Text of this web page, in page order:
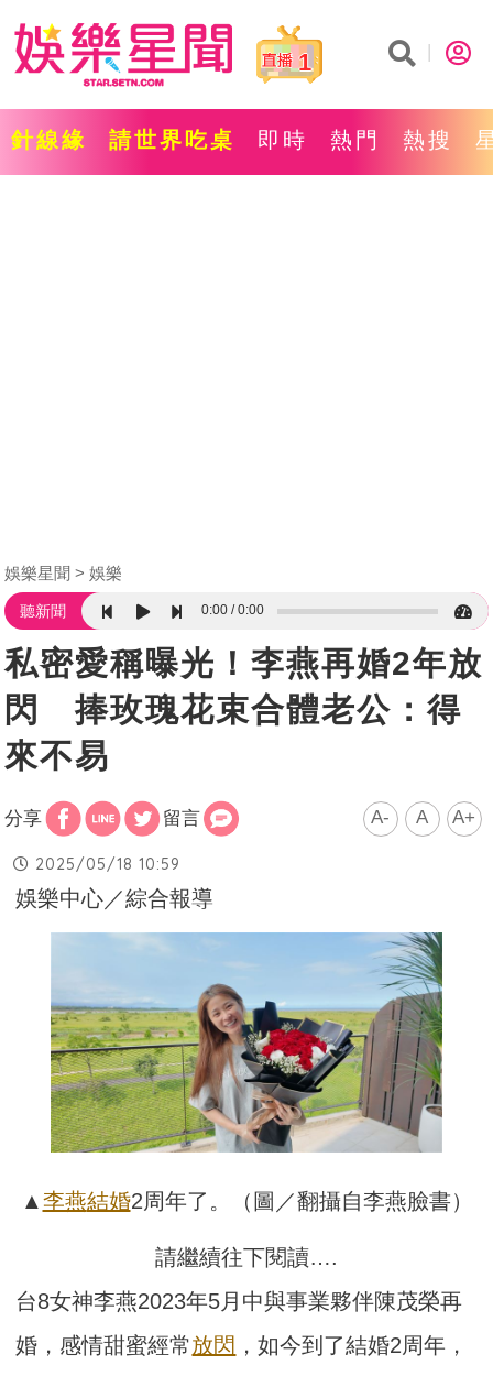
1
針線緣 請世界吃桌 即時 熱門 熱搜
娛樂星聞 娛樂
聽新聞 0:00 0:00
私密愛稱曝光！李燕再婚2年放
閃 捧玫瑰花束合體老公：得
來不易
分享 留言 A- A A+
2025/05/18 10:59
娛樂中心／綜合報導
▲李燕結婚2周年了。（圖／翻攝自李燕臉書）
請繼續往下閱讀….
台8女神李燕2023年5月中與事業夥伴陳茂榮再
婚，感情甜蜜經常放閃 ，如今到了結婚2周年，